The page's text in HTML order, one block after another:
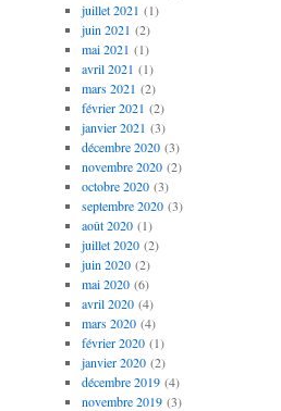
juillet 2021 (1)
juin 2021 (2)
mai 2021 (1)
avril 2021 (1)
mars 2021 (2)
février 2021 (2)
janvier 2021 (3)
décembre 2020(3)
novembre 2020(2)
octobre 2020(3)
septembre 2020(3)
août 2020(1)
juillet 2020(2)
juin 2020(2)
mai 2020(6)
avril 2020(4)
mars 2020(4)
février 2020(1)
janvier 2020(2)
décembre 2019(4)
novembre 2019(3)